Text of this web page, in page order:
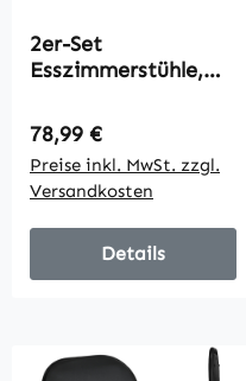
2er-Set
Esszimmerstühle,
Stühle mit
Polstersitz,
Metallbeine,
Cremeweiß
Regulärer Preis:
78,99 €
Preise inkl. MwSt. zzgl.
Versandkosten
Details